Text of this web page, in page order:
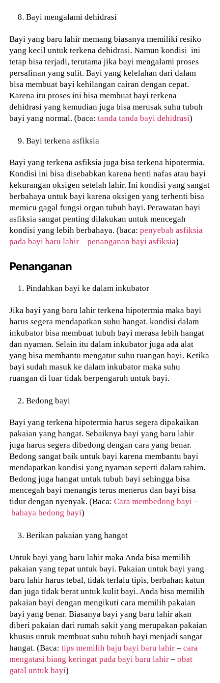
Bayi mengalami dehidrasi
Bayi yang baru lahir memang biasanya memiliki resiko
yang kecil untuk terkena dehidrasi. Namun kondisi ini
tetap bisa terjadi, terutama jika bayi mengalami proses
persalinan yang sulit. Bayi yang kelelahan dari dalam
bisa membuat bayi kehilangan cairan dengan cepat.
Karena itu proses ini bisa membuat bayi terkena
dehidrasi yang kemudian juga bisa merusak suhu tubuh
bayi yang normal. (baca:tanda tanda bayi dehidrasi)
Bayi terkena asfiksia
Bayi yang terkena asfiksia juga bisa terkena hipotermia.
Kondisi ini bisa disebabkan karena henti nafas atau bayi
kekurangan oksigen setelah lahir. Ini kondisi yang sangat
berbahaya untuk bayi karena oksigen yang terhenti bisa
memicu gagal fungsi organ tubuh bayi. Perawatan bayi
asfiksia sangat penting dilakukan untuk mencegah
kondisi yang lebih berbahaya. (baca:penyebab asfiksia
pada bayi baru lahir –penanganan bayi asfiksia)
Penanganan
Pindahkan bayi ke dalam inkubator
Jika bayi yang baru lahir terkena hipotermia maka bayi
harus segera mendapatkan suhu hangat. kondisi dalam
inkubator bisa membuat tubuh bayi merasa lebih hangat
dan nyaman. Selain itu dalam inkubator juga ada alat
yang bisa membantu mengatur suhu ruangan bayi. Ketika
bayi sudah masuk ke dalam inkubator maka suhu
ruangan di luar tidak berpengaruh untuk bayi.
Bedong bayi
Bayi yang terkena hipotermia harus segera dipakaikan
pakaian yang hangat. Sebaiknya bayi yang baru lahir
juga harus segera dibedong dengan cara yang benar.
Bedong sangat baik untuk bayi karena membantu bayi
mendapatkan kondisi yang nyaman seperti dalam rahim.
Bedong juga hangat untuk tubuh bayi sehingga bisa
mencegah bayi menangis terus menerus dan bayi bisa
tidur dengan nyenyak. (Baca:Cara membedong bayi –
bahaya bedong bayi)
Berikan pakaian yang hangat
Untuk bayi yang baru lahir maka Anda bisa memilih
pakaian yang tepat untuk bayi. Pakaian untuk bayi yang
baru lahir harus tebal, tidak terlalu tipis, berbahan katun
dan juga tidak berat untuk kulit bayi. Anda bisa memilih
pakaian bayi dengan mengikuti cara memilih pakaian
bayi yang benar. Biasanya bayi yang baru lahir akan
diberi pakaian dari rumah sakit yang merupakan pakaian
khusus untuk membuat suhu tubuh bayi menjadi sangat
hangat. (Baca:tips memilih baju bayi baru lahir –cara
mengatasi biang keringat pada bayi baru lahir –obat
gatal untuk bayi)